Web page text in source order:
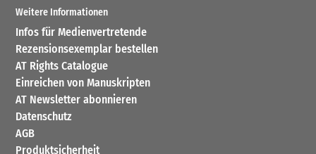
Weitere Informationen
Infos für Medienvertretende
Rezensionsexemplar bestellen
AT Rights Catalogue
Einreichen von Manuskripten
AT Newsletter abonnieren
Datenschutz
AGB
Produktsicherheit